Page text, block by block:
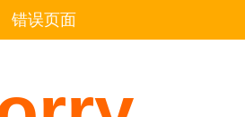
错误页面